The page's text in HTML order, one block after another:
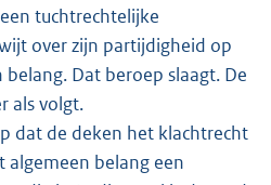
tuchtrechtelijke
over zijn partijdigheid op
Dat beroep slaagt. De
als volgt.
dat de deken het klachtrecht
algemeen belang een